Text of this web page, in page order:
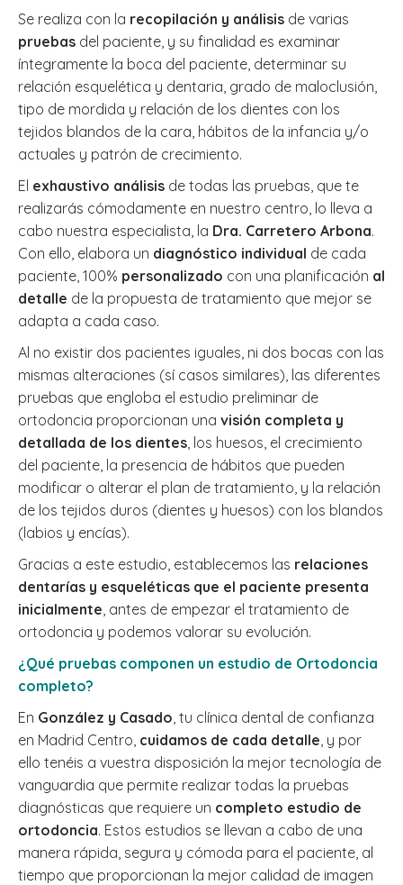
Se realiza con la recopilación y análisis de varias
pruebas del paciente, y su finalidad es examinar
íntegramente la boca del paciente, determinar su
relación esquelética y dentaria, grado de maloclusión,
tipo de mordida y relación de los dientes con los
tejidos blandos de la cara, hábitos de la infancia y/o
actuales y patrón de crecimiento.
El exhaustivo análisis de todas las pruebas, que te
realizarás cómodamente en nuestro centro, lo lleva a
cabo nuestra especialista, la Dra. Carretero Arbona.
Con ello, elabora un diagnóstico individual de cada
paciente, 100% personalizado con una planificación al
detalle de la propuesta de tratamiento que mejor se
adapta a cada caso.
Al no existir dos pacientes iguales, ni dos bocas con las
mismas alteraciones (sí casos similares), las diferentes
pruebas que engloba el estudio preliminar de
ortodoncia proporcionan una visión completa y
detallada de los dientes, los huesos, el crecimiento
del paciente, la presencia de hábitos que pueden
modificar o alterar el plan de tratamiento, y la relación
de los tejidos duros (dientes y huesos) con los blandos
(labios y encías).
Gracias a este estudio, establecemos las relaciones
dentarías y esqueléticas que el paciente presenta
inicialmente, antes de empezar el tratamiento de
ortodoncia y podemos valorar su evolución.
¿Qué pruebas componen un estudio de Ortodoncia
completo?
En González y Casado, tu clínica dental de confianza
en Madrid Centro, cuidamos de cada detalle, y por
ello tenéis a vuestra disposición la mejor tecnología de
vanguardia que permite realizar todas la pruebas
diagnósticas que requiere un completo estudio de
ortodoncia. Estos estudios se llevan a cabo de una
manera rápida, segura y cómoda para el paciente, al
tiempo que proporcionan la mejor calidad de imagen